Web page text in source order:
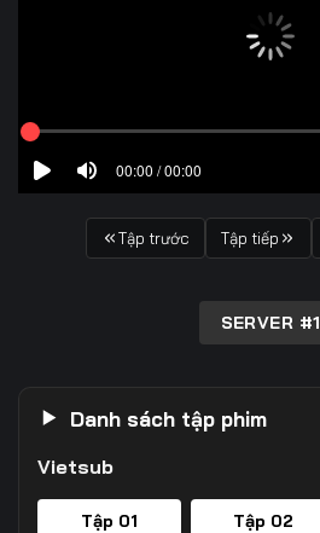
00:00 / 00:00
Tập trước Tập tiếp
SERVER #1
Danh sách tập phim
Vietsub
Tập 01 Tập 02